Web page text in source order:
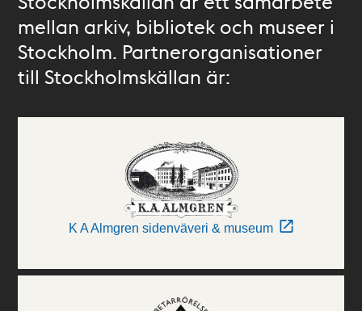
mellan arkiv, bibliotek och museer i
Stockholm. Partnerorganisationer
till Stockholmskällan är:
K A Almgren sidenväveri & museum